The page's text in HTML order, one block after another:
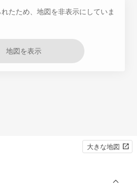
たため、地図を非表示にしていま
地図を表示
大きな地図